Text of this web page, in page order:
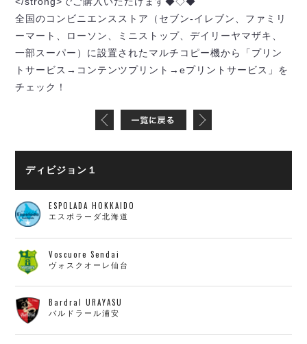
全国のコンビニエンスストア（セブン-イレブン、ファミリ
ーマート、ローソン、ミニストップ、デイリーヤマザキ、
一部スーパー）に設置されたマルチコピー機から「プリン
トサービス→コンテンツプリント→eプリントサービス」を
チェック！
ディビジョン１
ESPOLADA HOKKAIDO
エスポラーダ北海道
Voscuore Sendai
ヴォスクオーレ仙台
Bardral URAYASU
バルドラール浦安